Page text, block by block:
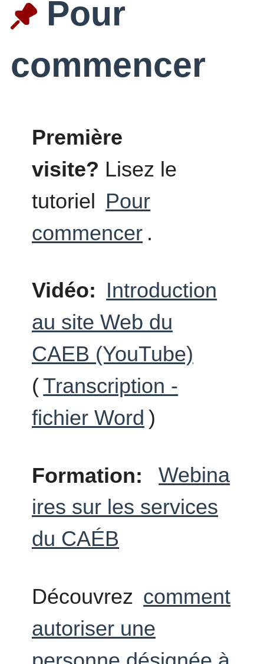
Pour
commencer
Première
visite? Lisez le
tutoriel Pour
commencer .
Vidéo: Introduction
au site Web du
CAEB (YouTube)
(Transcription -
fichier Word )
Formation:
Webina
ires sur les services
du CAÉB
Découvrez comment
autoriser une